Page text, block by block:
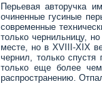
Перьевая авторучка
очиненные гусиные
современные
только чернильницу,
месте, но в XVIII-XIX
чернил, только
только еще более
распространению.